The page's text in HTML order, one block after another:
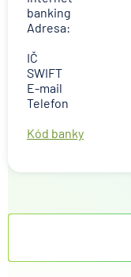
banking
Adresa:
IČ
SWIFT
E-mail
Telefon
Kód banky